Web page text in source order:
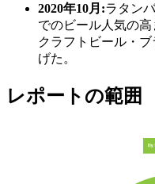
2020年10月:ラタン
でのビール人気の
クラフトビール・
げた。
レポートの範囲